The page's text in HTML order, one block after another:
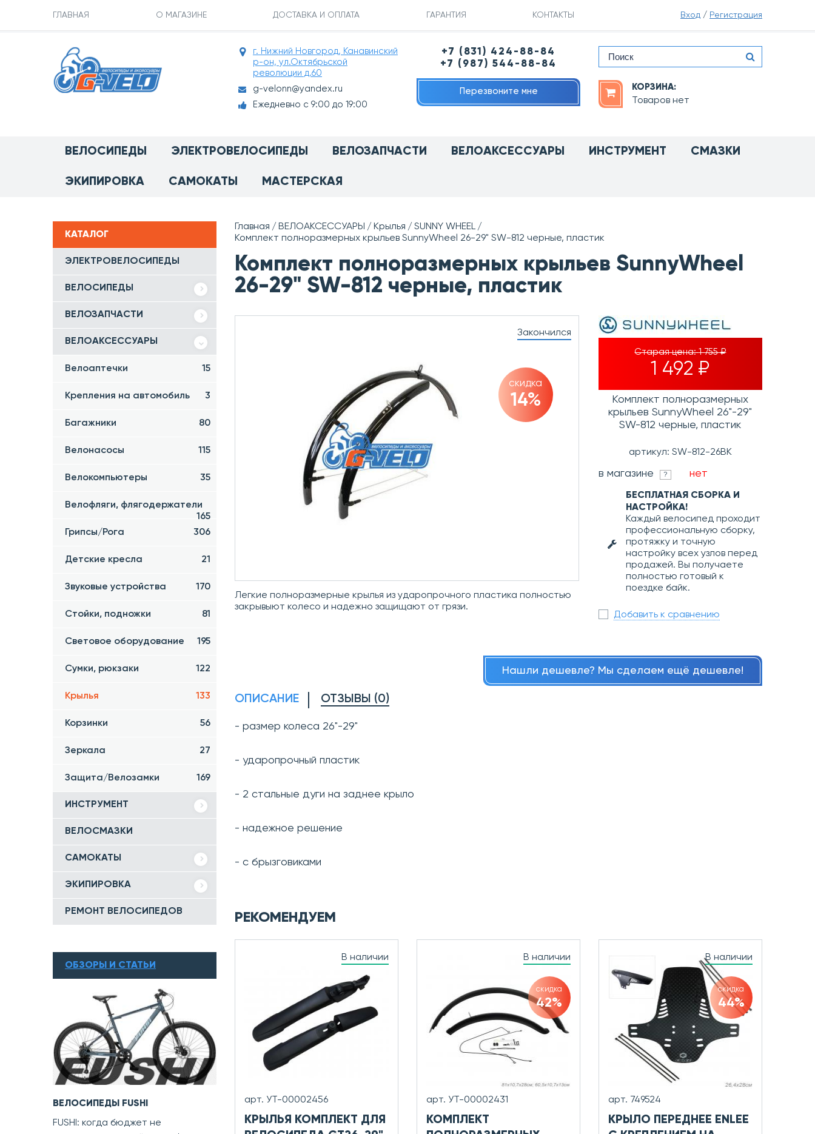
ГЛАВНАЯ О МАГАЗИНЕ ДОСТАВКА И ОПЛАТА ГАРАНТИЯ КОНТАКТЫ Вход / Регистрация
г. Нижний Новгород, Канавинский
р-он, ул.Октябрьской
революции д.60
g-velonn@yandex.ru
Ежедневно с 9:00 до 19:00
+7 (831) 424-88-84
+7 (987) 544-88-84
Перезвоните мне КОРЗИНА:
Товаров нет
ВЕЛОСИПЕДЫ ЭЛЕКТРОВЕЛОСИПЕДЫ ВЕЛОЗАПЧАСТИ ВЕЛОАКСЕССУАРЫ ИНСТРУМЕНТ СМАЗКИ
ЭКИПИРОВКА САМОКАТЫ МАСТЕРСКАЯ
КАТАЛОГ
ЭЛЕКТРОВЕЛОСИПЕДЫ
ВЕЛОСИПЕДЫ
ВЕЛОЗАПЧАСТИ
ВЕЛОАКСЕССУАРЫ
Велоаптечки 15
Крепления на автомобиль 3
Багажники 80
Велонасосы 115
Велокомпьютеры 35
Велофляги, флягодержатели
165
Грипсы/Рога
306
Детские кресла 21
Звуковые устройства 170
Стойки, подножки 81
Световое оборудование 195
Сумки, рюкзаки 122
Крылья 133
Корзинки 56
Зеркала 27
Защита/Велозамки 169
ИНСТРУМЕНТ
ВЕЛОСМАЗКИ
САМОКАТЫ
ЭКИПИРОВКА
РЕМОНТ ВЕЛОСИПЕДОВ
ОБЗОРЫ И СТАТЬИ
ВЕЛОСИПЕДЫ FUSHI
FUSHI: когда бюджет не
Главная ВЕЛОАКСЕССУАРЫ Крылья
SUNNY WHEEL
Комплект полноразмерных крыльев SunnyWheel 26-29" SW-812 черные, пластик
Комплект полноразмерных крыльев SunnyWheel
26-29" SW-812 черные, пластик
Закончился
скидка
14%
Легкие полноразмерные крылья из ударопрочного пластика полностью
закрывыют колесо и надежно защищают от грязи.
Старая цена:1 755 ₽
1 492 ₽
Комплект полноразмерных
крыльев SunnyWheel 26"-29"
SW-812 черные, пластик
артикул: SW-812-26BK
в магазине ? нет
БЕСПЛАТНАЯ СБОРКА И
НАСТРОЙКА!
Каждый велосипед проходит
профессиональную сборку,
протяжку и точную
настройку всех узлов перед
продажей. Вы получаете
полностью готовый к
поездке байк.
Добавить к сравнению
Нашли дешевле? Мы сделаем ещё дешевле!
ОПИСАНИЕ ОТЗЫВЫ (0)
- размер колеса 26"-29"
- ударопрочный пластик
- 2 стальные дуги на заднее крыло
- надежное решение
- с брызговиками
РЕКОМЕНДУЕМ
В наличии
арт. УТ-00002456
КРЫЛЬЯ КОМПЛЕКТ ДЛЯ
В наличии
скидка
42%
арт. УТ-00002431
КОМПЛЕКТ
В наличии
скидка
44%
арт. 749524
КРЫЛО ПЕРЕДНЕЕ ENLEE